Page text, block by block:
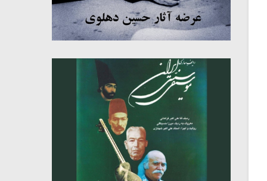
میکلوش روژا